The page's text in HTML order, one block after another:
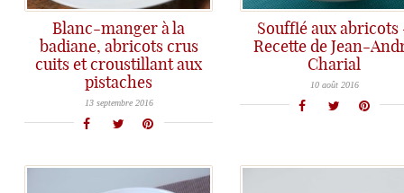
Blanc-manger à la
badiane, abricots crus
cuits et croustillant aux
pistaches
Un dessert soyeux, croustillant, fruité et plein de gourmandise... Suivez la recette !
13 septembre 2016
Soufflé aux abricots
Recette de Jean-
Charial
L'abricot est la star de l'été; on le retrouve dans cette recette facile à réaliser...
10 août 2016